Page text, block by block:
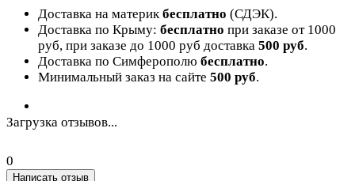
Доставка на материкбесплатно (СДЭК).
Доставка по Крыму: бесплатно при заказе от 1000
руб, при заказе до 1000 руб доставка 500 руб.
Доставка по Симферополю бесплатно.
Минимальный заказ на сайте 500 руб.
Загрузка отзывов...
0
Написать отзыв